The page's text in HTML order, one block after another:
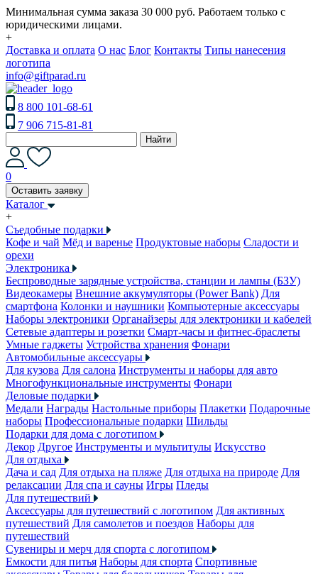
Минимальная сумма заказа 30 000 руб. Работаем только с
юридическими лицами.
+
Доставка и оплата О нас Блог Контакты Типы нанесения
логотипа
info@giftparad.ru
8 800 101-68-61
7 906 715-81-81
Найти
0
Оставить заявку
Каталог
+
Съедобные подарки
Кофе и чай Мёд и варенье Продуктовые наборы Сладости и
орехи
Электроника
Беспроводные зарядные устройства, станции и лампы (БЗУ)
Видеокамеры Внешние аккумуляторы (Power Bank) Для
смартфона Колонки и наушники Компьютерные аксессуары
Наборы электроники Органайзеры для электроники и кабелей
Сетевые адаптеры и розетки Смарт-часы и фитнес-браслеты
Умные гаджеты Устройства хранения Фонари
Автомобильные аксессуары
Для кузова Для салона Инструменты и наборы для авто
Многофункциональные инструменты Фонари
Деловые подарки
Медали Награды Настольные приборы Плакетки Подарочные
наборы Профессиональные подарки Шильды
Подарки для дома с логотипом
Декор Другое Инструменты и мультитулы Искусство
Для отдыха
Дача и сад Для отдыха на пляже Для отдыха на природе Для
релаксации Для спа и сауны Игры Пледы
Для путешествий
Аксессуары для путешествий с логотипом Для активных
путешествий Для самолетов и поездов Наборы для
путешествий
Сувениры и мерч для спорта с логотипом
Емкости для питья Наборы для спорта Спортивные